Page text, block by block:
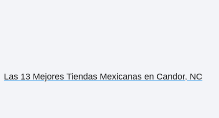
Las 13 Mejores Tiendas Mexicanas en Candor, NC